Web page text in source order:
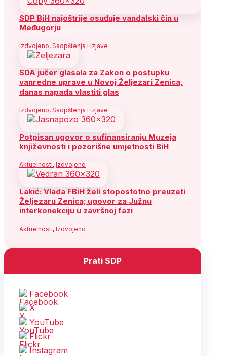
SDP BiH najoštrije osuđuje vandalski čin u
Međugorju
Izdvojeno, Saopštenja i izjave
SDA jučer glasala za Zakon o postupku
vanredne uprave u Novoj Željezari Zenica,
danas napada vlastiti glas
Izdvojeno, Saopštenja i izjave
Potpisan ugovor o sufinansiranju Muzeja
književnosti i pozorišne umjetnosti BiH
Aktuelnosti, Izdvojeno
Lakić: Vlada FBiH želi stopostotno preuzeti
Željezaru Zenica; ugovor za Južnu
interkonekciju u završnoj fazi
Aktuelnosti, Izdvojeno
Prati SDP
Facebook
X
YouTube
Flickr
Instagram